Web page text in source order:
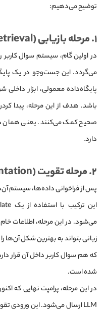
توضیح می‌دهیم:
۱. مرحله بازیابی (Retrieval)
در اولین گام، سیستم سوال کاربر
می‌گردد. این جست‌وجو در یک
باشد. هدف از این مرحله، پیدا
صحیح کمک می‌کنند. یعنی همان
دارد.
۲. مرحله تقویت (Augmentation)
پس از فراخوانی داده‌ها، سیستم
می‌شود. در این مرحله، اطلاعات
زبانی بتواند به بهترین شکل آن‌ها
که هم سوال کاربر داخل آن قرار
شده است.
در این مرحله، پرامپت نهایی که